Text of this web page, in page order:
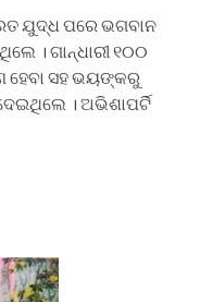
ଯୁଦ୍ଧ ପରେ ଭଗବାନ
। ଗାନ୍ଧାରୀ ୧୦୦
ହେବା ସହ ଭୟଙ୍କରୁ
। ଅଭିଶାପର୍ଟି